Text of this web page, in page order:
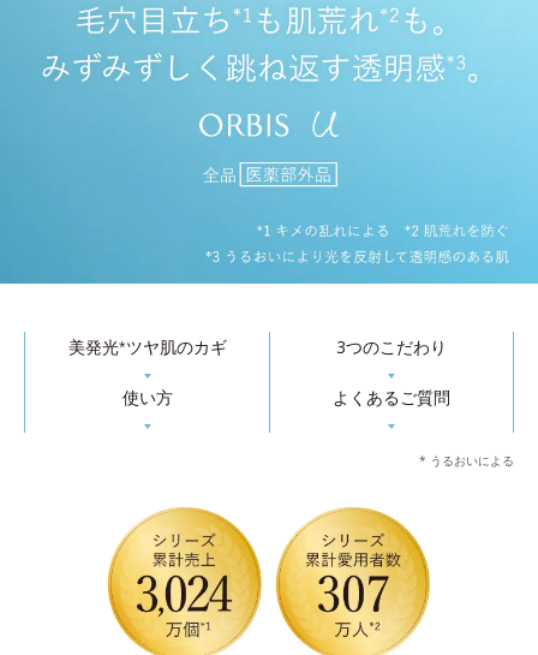
美発光*ツヤ肌のカギ
▼
3つのこだわり
▼
使い方
▼
よくあるご質問
▼
* うるおいによる